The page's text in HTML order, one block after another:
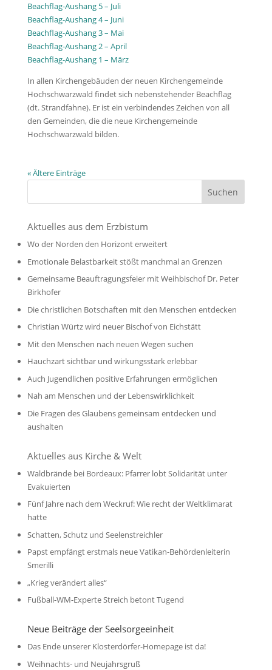
Beachflag-Aushang 5 – Juli
Beachflag-Aushang 4 – Juni
Beachflag-Aushang 3 – Mai
Beachflag-Aushang 2 – April
Beachflag-Aushang 1 – März
In allen Kirchengebäuden der neuen Kirchengemeinde
Hochschwarzwald findet sich nebenstehender Beachflag
(dt. Strandfahne). Er ist ein verbindendes Zeichen von all
den Gemeinden, die die neue Kirchengemeinde
Hochschwarzwald bilden.
« Ältere Einträge
Aktuelles aus dem Erzbistum
Wo der Norden den Horizont erweitert
Emotionale Belastbarkeit stößt manchmal an Grenzen
Gemeinsame Beauftragungsfeier mit Weihbischof Dr. Peter
Birkhofer
Die christlichen Botschaften mit den Menschen entdecken
Christian Würtz wird neuer Bischof von Eichstätt
Mit den Menschen nach neuen Wegen suchen
Hauchzart sichtbar und wirkungsstark erlebbar
Auch Jugendlichen positive Erfahrungen ermöglichen
Nah am Menschen und der Lebenswirklichkeit
Die Fragen des Glaubens gemeinsam entdecken und
aushalten
Aktuelles aus Kirche & Welt
Waldbrände bei Bordeaux: Pfarrer lobt Solidarität unter
Evakuierten
Fünf Jahre nach dem Weckruf: Wie recht der Weltklimarat
hatte
Schatten, Schutz und Seelenstreichler
Papst empfängt erstmals neue Vatikan-Behördenleiterin
Smerilli
„Krieg verändert alles“
Fußball-WM-Experte Streich betont Tugend
Neue Beiträge der Seelsorgeeinheit
Das Ende unserer Klosterdörfer-Homepage ist da!
Weihnachts- und Neujahrsgruß